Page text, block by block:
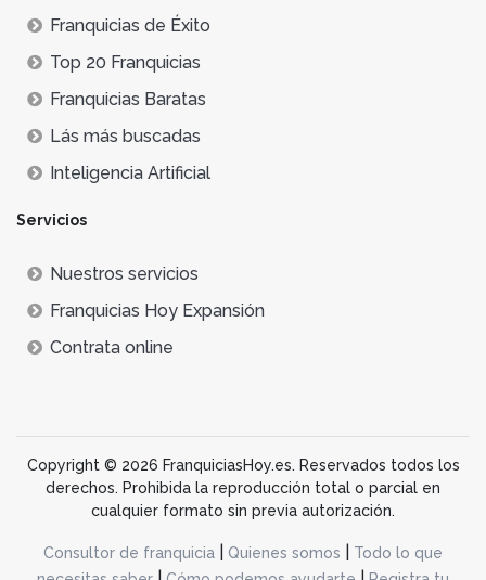
Franquicias de Éxito
Top 20 Franquicias
Franquicias Baratas
Lás más buscadas
Inteligencia Artificial
Servicios
Nuestros servicios
Franquicias Hoy Expansión
Contrata online
Copyright © 2026 FranquiciasHoy.es. Reservados todos los
derechos. Prohibida la reproducción total o parcial en
cualquier formato sin previa autorización.
Consultor de franquicia Quienes somos
Todo lo que